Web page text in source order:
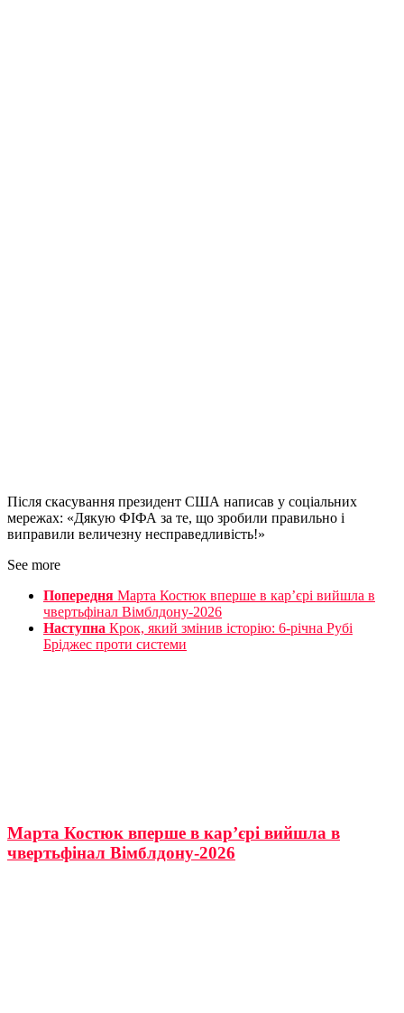
Після скасування президент США написав у соціальних
мережах: «Дякую ФІФА за те, що зробили правильно і
виправили величезну несправедливість!»
See more
Попередня Марта Костюк вперше в кар’єрі вийшла в
чвертьфінал Вімблдону-2026
Наступна Крок, який змінив історію: 6-річна Рубі
Бріджес проти системи
Марта Костюк вперше в кар’єрі вийшла в
чвертьфінал Вімблдону-2026